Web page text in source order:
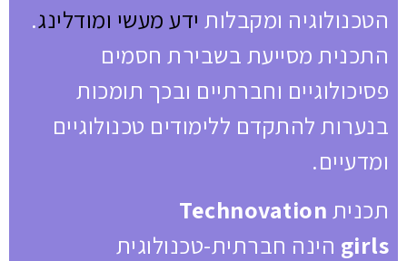
הטכנולוגיה ומקבלות ידע מעשי ומודלינג.
התכנית מסייעת בשבירת חסמים
פסיכולוגיים וחברתיים ובכך תומכות
בנערות להתקדם ללימודים טכנולוגיים
ומדעיים.
תכנית Technovation
girls הינה חברתית-טכנולוגית